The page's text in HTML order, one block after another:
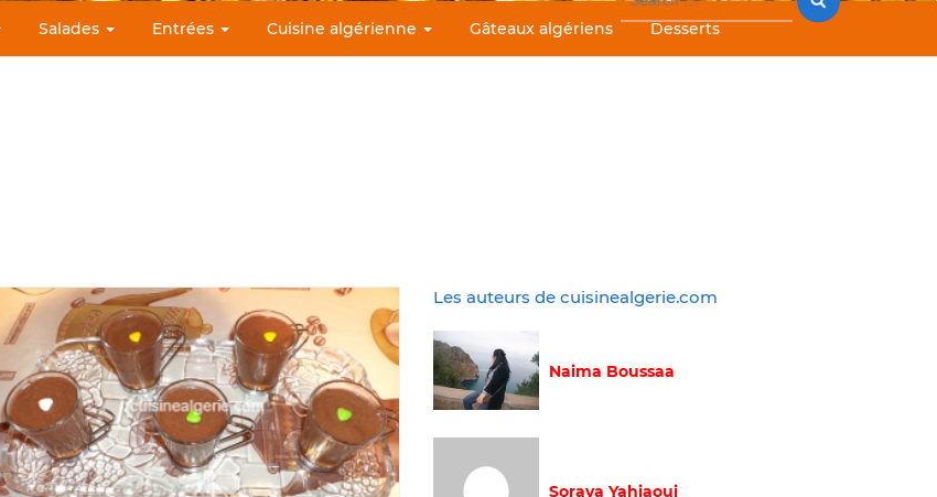
Salades Entrées Cuisine algérienne Gâteaux algériens Desserts
Les auteurs de cuisinealgerie.com
Naima Boussaa
Soraya Yahiaoui